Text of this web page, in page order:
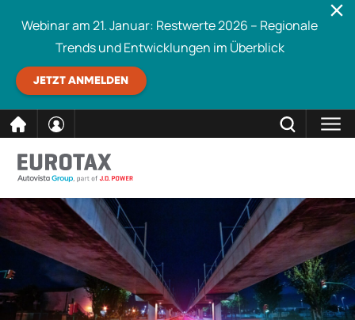
direkt
Inhalt
Webinar am 21. Januar: Restwerte 2026 – Regionale
Trends und Entwicklungen im Überblick
JETZT ANMELDEN
Eurotax durchsuchen SCHLIESSEN